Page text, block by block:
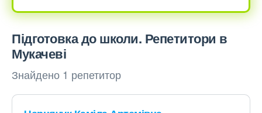
Підготовка до школи. Репетитори в
Мукачеві
Знайдено 1 репетитор